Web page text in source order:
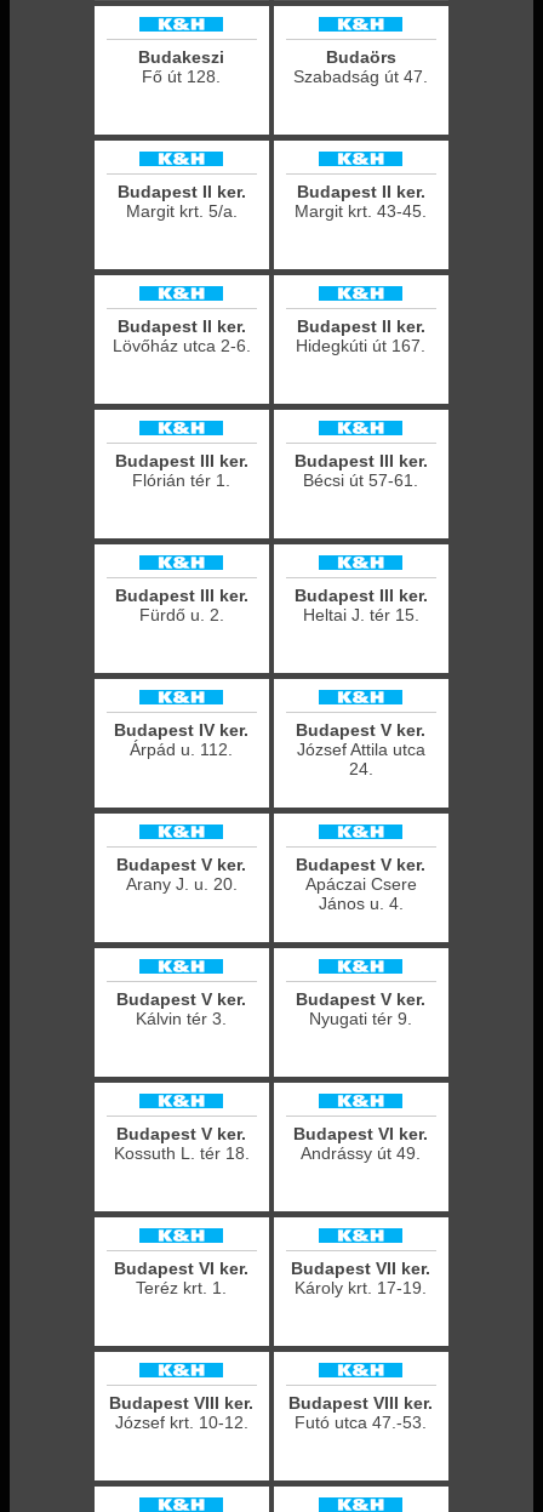
Budakeszi
Fő út 128.
Budaörs
Szabadság út 47.
Budapest II ker.
Margit krt. 5/a.
Budapest II ker.
Margit krt. 43-45.
Budapest II ker.
Lövőház utca 2-6.
Budapest II ker.
Hidegkúti út 167.
Budapest III ker.
Flórián tér 1.
Budapest III ker.
Bécsi út 57-61.
Budapest III ker.
Fürdő u. 2.
Budapest III ker.
Heltai J. tér 15.
Budapest IV ker.
Árpád u. 112.
Budapest V ker.
József Attila utca
24.
Budapest V ker.
Arany J. u. 20.
Budapest V ker.
Apáczai Csere
János u. 4.
Budapest V ker.
Kálvin tér 3.
Budapest V ker.
Nyugati tér 9.
Budapest V ker.
Kossuth L. tér 18.
Budapest VI ker.
Andrássy út 49.
Budapest VI ker.
Teréz krt. 1.
Budapest VII ker.
Károly krt. 17-19.
Budapest VIII ker.
József krt. 10-12.
Budapest VIII ker.
Futó utca 47.-53.